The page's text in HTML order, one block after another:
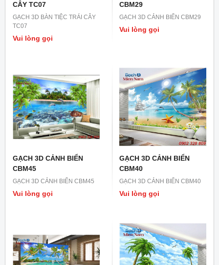
CÂY TC07
GẠCH 3D BÀN TIỆC TRÁI CÂY
TC07
Vui lòng gọi
CBM29
GẠCH 3D CẢNH BIỂN CBM29
Vui lòng gọi
GẠCH 3D CẢNH BIỂN
CBM45
GẠCH 3D CẢNH BIỂN CBM45
Vui lòng gọi
GẠCH 3D CẢNH BIỂN
CBM40
GẠCH 3D CẢNH BIỂN CBM40
Vui lòng gọi